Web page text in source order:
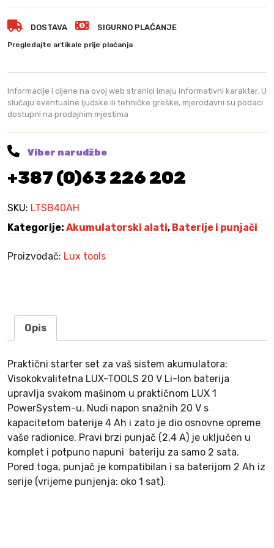
r
i
a
4
,
0
A
h
p
n
a
č
l
č
i
n
a
DOSTAVA SIGURNO PLAĆANJE
Pregledajte artikale prije plaćanja
Informacije i cijene na ovoj web stranici imaju informativni karakter. U
slučaju eventualne ljudske ili tehničke greške, mjerodavni su podaci
dostupni na prodajnim mjestima
Viber narudžbe
+387 (0)63 226 202
SKU: LTSB40AH
Kategorije: Akumulatorski alati, Baterije i punjači
Proizvođač: Lux tools
Opis
Praktični starter set za vaš sistem akumulatora:
Visokokvalitetna LUX-TOOLS 20 V Li-Ion baterija
upravlja svakom mašinom u praktičnom LUX 1
PowerSystem-u. Nudi napon snažnih 20 V s
kapacitetom baterije 4 Ah i zato je dio osnovne opreme
vaše radionice. Pravi brzi punjač (2,4 A) je uključen u
komplet i potpuno napuni bateriju za samo 2 sata.
Pored toga, punjač je kompatibilan i sa baterijom 2 Ah iz
serije (vrijeme punjenja: oko 1 sat).